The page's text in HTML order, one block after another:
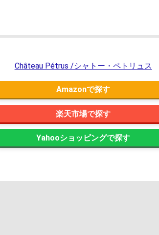
Château Pétrus /シャトー・ペトリュス
Amazon
楽天市場
Yahooショッピング